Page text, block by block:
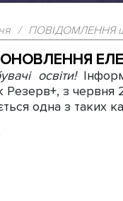
/ ПОВІДОМЛЕННЯ
освіти!
з червня
одна з таких